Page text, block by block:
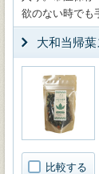
欲のない時でも
大和当帰葉
比較する